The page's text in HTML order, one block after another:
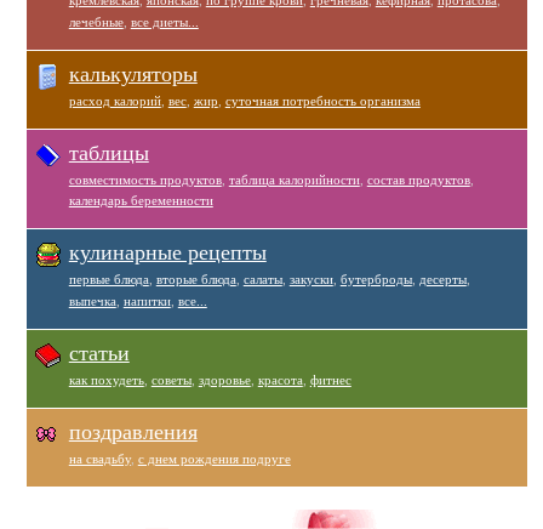
лечебные, все диеты...
калькуляторы
расход калорий, вес, жир суточная потребность организма
таблицы
совместимость продуктов, таблица калорийности, состав продуктов,
календарь беременности
кулинарные рецепты
первые блюда вторые блюда салаты, закуски, бутерброды, десерты,
выпечка напитки, все...
статьи
как похудеть, советы, здоровье, красота фитнес
поздравления
на свадьбу, с днем рождения подруге